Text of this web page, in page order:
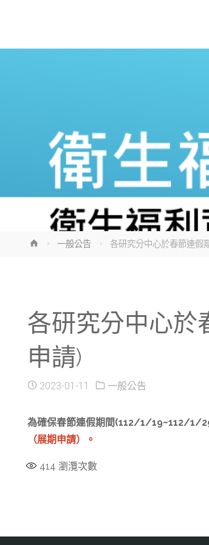
Home一般公告 各研究分中心於春節連假
各研究分中心於
申請)
2023-01-11 一般公告
為確保春節連假期間(112/1/19~112/1/
（展期申請）。
414 瀏灠次數